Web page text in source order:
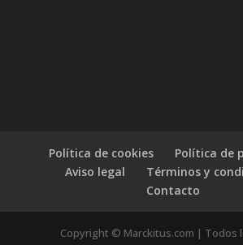
Política de cookies
Política de
Aviso legal
Términos y
Contacto
Copyright © Marckitus.com | Todos